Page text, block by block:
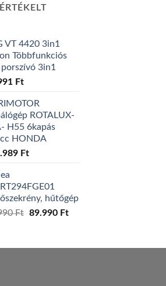
VT 4420 3in1
Többfunkciós
3in1
Ft
ROTALUX-
H55 6kapás
HONDA
Ft
hűtőgép
Ft Original
99.990 Ft.
89.990 FtCurrent
89.990 Ft.